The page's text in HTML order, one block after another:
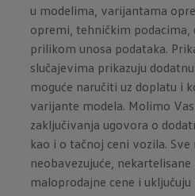
u modelima, varijantama
opremi, tehničkim podacima,
prilikom unosa podataka.
slučajevima prikazuju
moguće naručiti uz doplatu i
varijante modela. Molimo
zaključivanja ugovora o
kao i o tačnoj ceni vozila. Sve
neobavezujuće,
maloprodajne cene i uključuju